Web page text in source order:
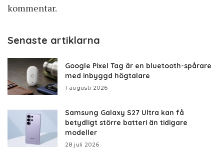
kommentar.
Senaste artiklarna
Google Pixel Tag är en bluetooth-spårare
med inbyggd högtalare
1 augusti 2026
Samsung Galaxy S27 Ultra kan få
betydligt större batteri än tidigare
modeller
28 juli 2026